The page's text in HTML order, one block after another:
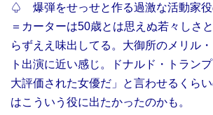
♤ 爆弾をせっせと作る過激な活動家役
＝カーターは50歳とは思えぬ若々しさ
らずええ味出してる。大御所のメリル
ト出演に近い感じ。ドナルド・トラン
大評価された女優だ」と言わせるくら
はこういう役に出たかったのかも。